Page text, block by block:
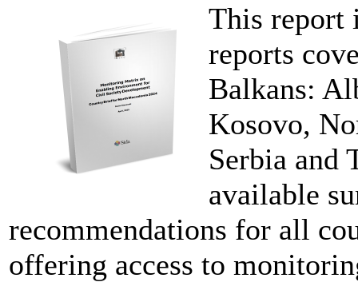
This report
reports
Balkans:
Kosovo,
Serbia and
available
recommendations for all
offering access to